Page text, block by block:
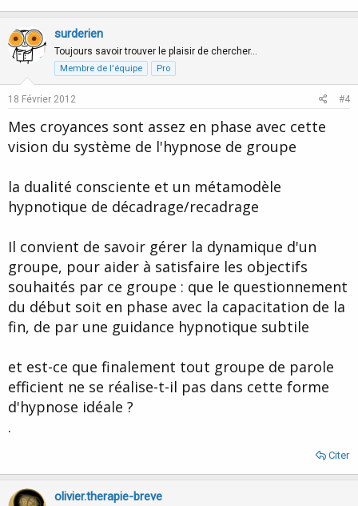
surderien
Toujours savoir trouver le plaisir de chercher…
Membre de l'équipe Pro
18 Février 2012 #4
Mes croyances sont assez en phase avec cette
vision du système de l'hypnose de groupe
la dualité consciente et un métamodèle
hypnotique de décadrage/recadrage
Il convient de savoir gérer la dynamique d'un
groupe, pour aider à satisfaire les objectifs
souhaités par ce groupe : que le questionnement
du début soit en phase avec la capacitation de la
fin, de par une guidance hypnotique subtile
et est-ce que finalement tout groupe de parole
efficient ne se réalise-t-il pas dans cette forme
d'hypnose idéale ?
.
Citer
olivier.therapie-breve